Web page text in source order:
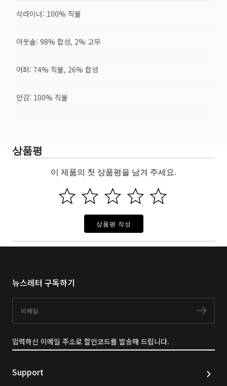
삭라이너: 100% 직물
아웃솔: 98% 합성, 2% 고무
어퍼: 74% 직물, 26% 합성
안감: 100% 직물
상품평
이 제품의 첫 상품평을 남겨 주세요.
상품평 작성
뉴스레터 구독하기
구독
입력하신 이메일 주소로 할인코드를 발송해 드립니다.
Support